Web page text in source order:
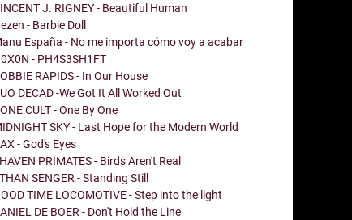
J. RIGNEY - Beautiful Human
- Barbie Doll
España - No me importa cómo voy a acabar
- PH4S3SH1FT
RAPIDS - In Our House
DECAD -We Got It All Worked Out
CULT - One By One
SKY - Last Hope for the Modern World
- God's Eyes
PRIMATES - Birds Aren't Real
SENGER - Standing Still
TIME LOCOMOTIVE - Step into the light
DE BOER - Don't Hold the Line